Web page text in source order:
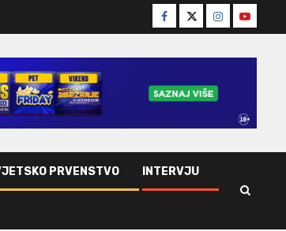
Facebook
TwitterInstagram
Youtube
PRVENSTVO INTERVJU